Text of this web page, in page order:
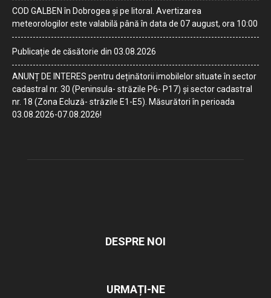
COD GALBEN în Dobrogea și pe litoral. Avertizarea
meteorologilor este valabilă până în data de 07 august, ora 10:00
Publicație de căsătorie din 03.08.2026
ANUNȚ DE INTERES pentru deținătorii imobilelor situate în sector
cadastral nr. 30 (Peninsula- străzile P6- P17) și sector cadastral
nr. 18 (Zona Ecluză- străzile E1-E5). Măsurători în perioada
03.08.2026-07.08.2026!
DESPRE NOI
URMAȚI-NE